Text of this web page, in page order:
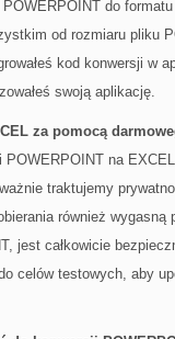
do
od rozmiaru pliku
kod konwersji w
swoją aplikację.
za pomocą
na
traktujemy
również
jest całkowicie
celów testowych, aby